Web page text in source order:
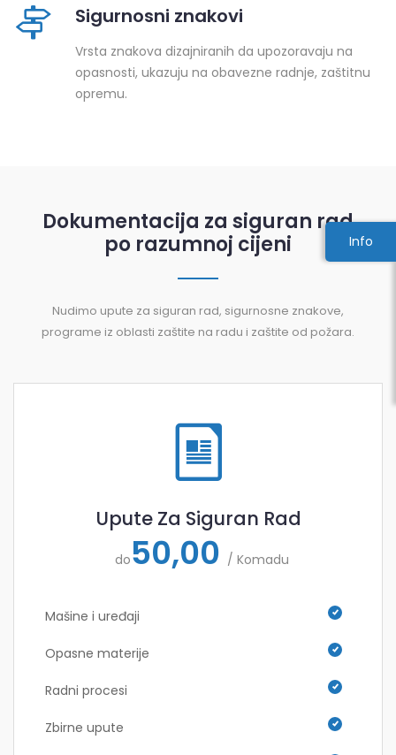
Info
Sigurnosni znakovi
Vrsta znakova dizajniranih da upozoravaju na
opasnosti, ukazuju na obavezne radnje, zaštitnu
opremu.
Dokumentacija za siguran rad
po razumnoj cijeni
Nudimo upute za siguran rad, sigurnosne znakove,
programe iz oblasti zaštite na radu i zaštite od požara.
Upute Za Siguran Rad
do50,00 / Komadu
Mašine i uređaji
Opasne materije
Radni procesi
Zbirne upute